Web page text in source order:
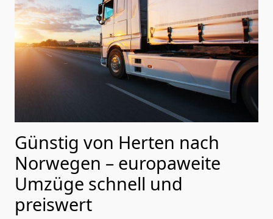
Günstig von Herten nach
Norwegen – europaweite
Umzüge schnell und
preiswert